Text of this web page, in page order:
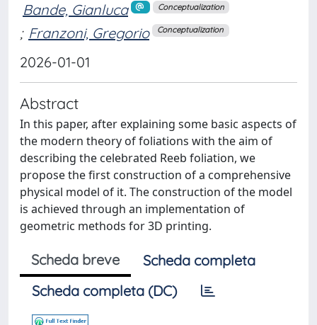
Bande, Gianluca Conceptualization
; Franzoni, Gregorio Conceptualization
2026-01-01
Abstract
In this paper, after explaining some basic aspects of
the modern theory of foliations with the aim of
describing the celebrated Reeb foliation, we
propose the first construction of a comprehensive
physical model of it. The construction of the model
is achieved through an implementation of
geometric methods for 3D printing.
Scheda breve
Scheda completa
Scheda completa (DC)